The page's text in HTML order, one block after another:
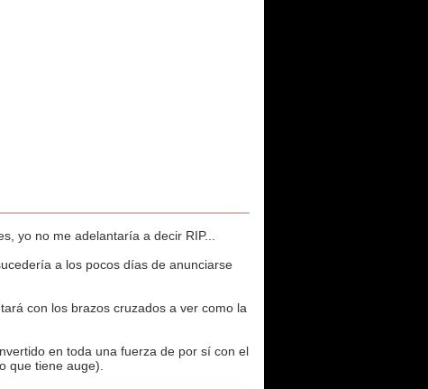
yo no me adelantaría a decir RIP...
a los pocos días de anunciarse
con los brazos cruzados a ver como la
en toda una fuerza de por sí con el
que tiene auge).